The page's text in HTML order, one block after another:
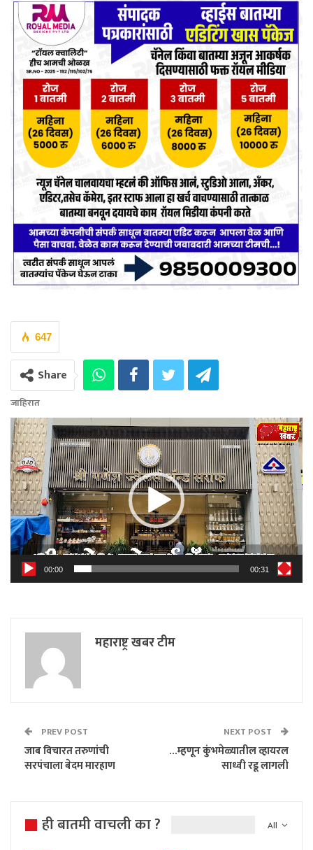
647
Share
जाहिरात
Video
Player
00:00 00:31
महाराष्ट्र खबर टीम
PREV POST
जाब विचारत तरुणांची
सरपंचाला बेदम मारहाण
NEXT POST
…म्हणून कुंभमेळ्यातील व्हायरल
साध्वी रडू लागली
All
ही बातमी वाचली का ?